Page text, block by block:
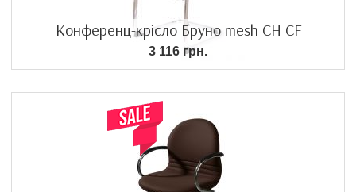
Конференц-крісло Бруно mesh СН CF
3 116 грн.